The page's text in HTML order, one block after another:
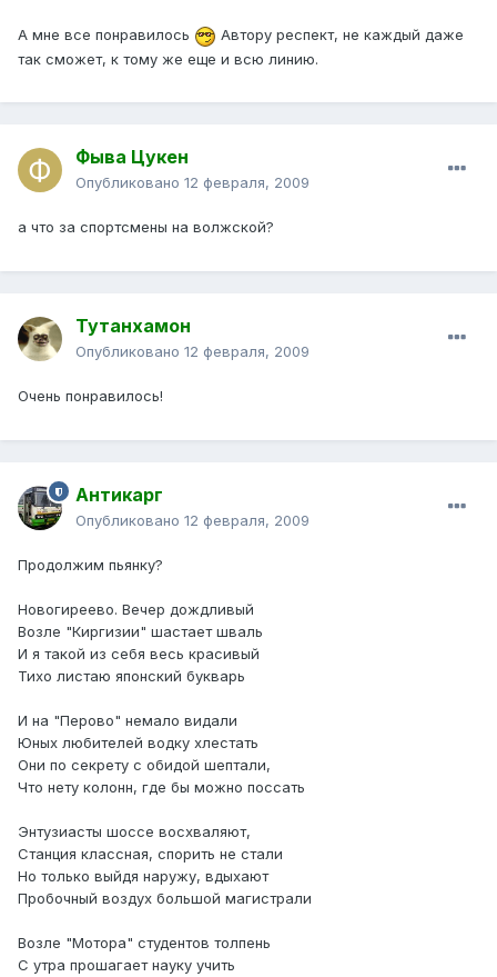
А мне все понравилось
Автору респект, не каждый даже
так сможет, к тому же еще и всю линию.
Фыва Цукен
Опубликовано 12 февраля, 2009
а что за спортсмены на волжской?
Тутанхамон
Опубликовано 12 февраля, 2009
Очень понравилось!
Антикарг
Опубликовано 12 февраля, 2009
Продолжим пьянку?
Новогиреево. Вечер дождливый
Возле "Киргизии" шастает шваль
И я такой из себя весь красивый
Тихо листаю японский букварь
И на "Перово" немало видали
Юных любителей водку хлестать
Они по секрету с обидой шептали,
Что нету колонн, где бы можно поссать
Энтузиасты шоссе восхваляют,
Станция классная, спорить не стали
Но только выйдя наружу, вдыхают
Пробочный воздух большой магистрали
Возле "Мотора" студентов толпень
С утра прошагает науку учить